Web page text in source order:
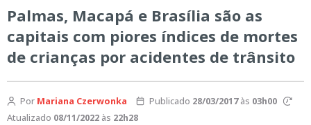
Palmas, Macapá e Brasília são as
capitais com piores índices de mortes
de crianças por acidentes de trânsito
Por Mariana Czerwonka Publicado 28/03/2017às 03h00
Atualizado 08/11/2022 às 22h28